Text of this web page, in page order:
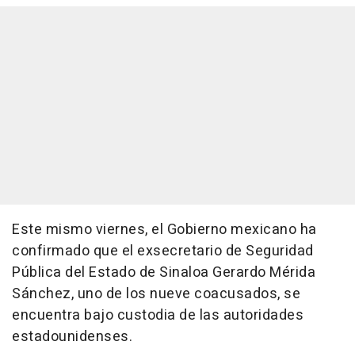
Este mismo viernes, el Gobierno mexicano ha
confirmado que el exsecretario de Seguridad
Pública del Estado de Sinaloa Gerardo Mérida
Sánchez, uno de los nueve coacusados, se
encuentra bajo custodia de las autoridades
estadounidenses.